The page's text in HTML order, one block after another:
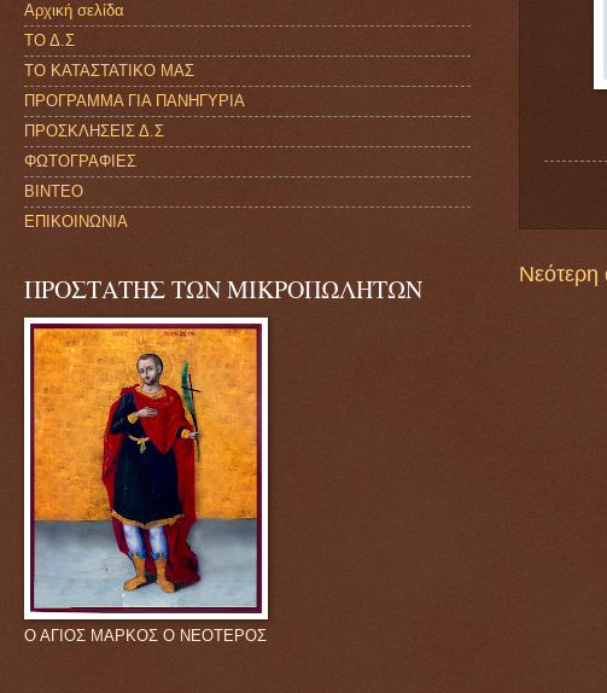
Νεότερη
Αρχική σελίδα
ΤΟ Δ.Σ
ΤΟ ΚΑΤΑΣΤΑΤΙΚΟ ΜΑΣ
ΠΡΟΓΡΑΜΜΑ ΓΙΑ ΠΑΝΗΓΥΡΙΑ
ΠΡΟΣΚΛΗΣΕΙΣ Δ.Σ
ΦΩΤΟΓΡΑΦΙΕΣ
ΒΙΝΤΕΟ
ΕΠΙΚΟΙΝΩΝΙΑ
ΠΡΟΣΤΑΤΗΣ ΤΩΝ ΜΙΚΡΟΠΩΛΗΤΩΝ
Ο ΑΓΙΟΣ ΜΑΡΚΟΣ Ο ΝΕΟΤΕΡΟΣ